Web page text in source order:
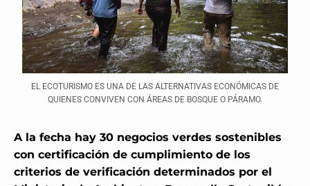
EL ECOTURISMO ES UNA DE LAS ALTERNATIVAS ECONÓMICAS DE
QUIENES CONVIVEN CON ÁREAS DE BOSQUE O PÁRAMO.
A la fecha hay 30 negocios verdes sostenibles
con certificación de cumplimiento de los
criterios de verificación determinados por el